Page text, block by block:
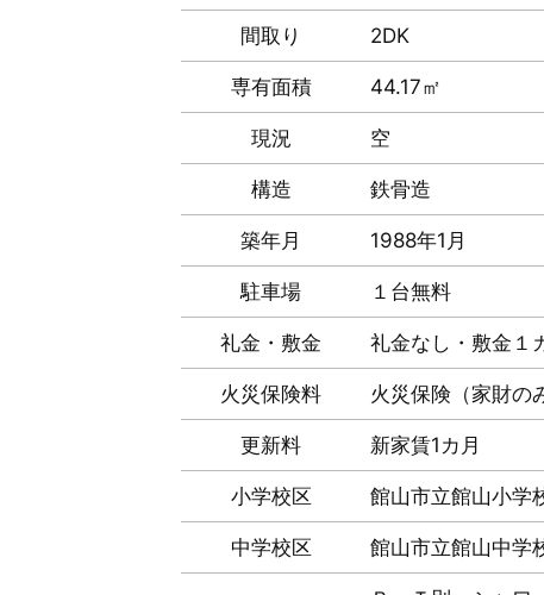
間取り 2DK
専有面積 44.17㎡
現況 空
構造 鉄骨造
築年月 1988年1月
駐車場 １台無料
礼金・敷金 礼金なし・敷金１
火災保険料 火災保険（家財
更新料 新家賃1カ月
小学校区 館山市立館山小学
中学校区 館山市立館山中学